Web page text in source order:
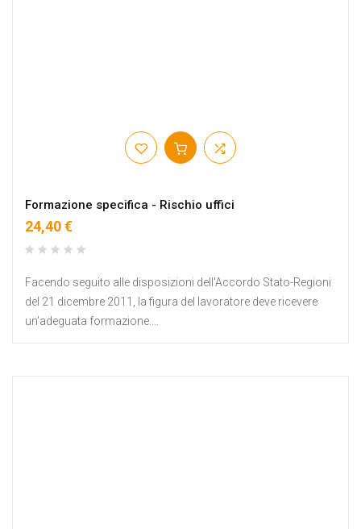
Formazione specifica - Rischio uffici
24,40 €
Facendo seguito alle disposizioni dell'Accordo Stato-Regioni
del 21 dicembre 2011, la figura del lavoratore deve ricevere
un'adeguata formazione....